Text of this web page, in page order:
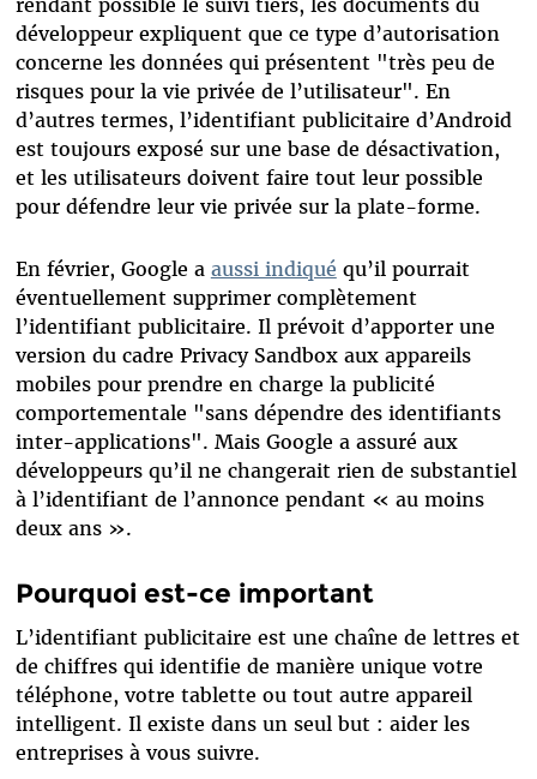
développeur expliquent que ce type d’autorisation
concerne les données qui présentent "très peu de
risques pour la vie privée de l’utilisateur". En
d’autres termes, l’identifiant publicitaire d’Android
est toujours exposé sur une base de désactivation,
et les utilisateurs doivent faire tout leur possible
pour défendre leur vie privée sur la plate-forme.
En février, Google a aussi indiqué qu’il pourrait
éventuellement supprimer complètement
l’identifiant publicitaire. Il prévoit d’apporter une
version du cadre Privacy Sandbox aux appareils
mobiles pour prendre en charge la publicité
comportementale "sans dépendre des identifiants
inter-applications". Mais Google a assuré aux
développeurs qu’il ne changerait rien de substantiel
à l’identifiant de l’annonce pendant « au moins
deux ans ».
Pourquoi est-ce important
L’identifiant publicitaire est une chaîne de lettres et
de chiffres qui identifie de manière unique votre
téléphone, votre tablette ou tout autre appareil
intelligent. Il existe dans un seul but : aider les
entreprises à vous suivre.